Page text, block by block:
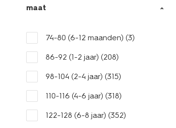
maat
74-80 (6-12 maanden) (3)
86-92 (1-2 jaar) (208)
98-104 (2-4 jaar) (315)
110-116 (4-6 jaar) (318)
122-128 (6-8 jaar) (352)